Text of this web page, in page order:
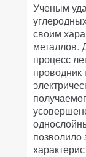
Ученым
своим
металлов.
процесс
позволило